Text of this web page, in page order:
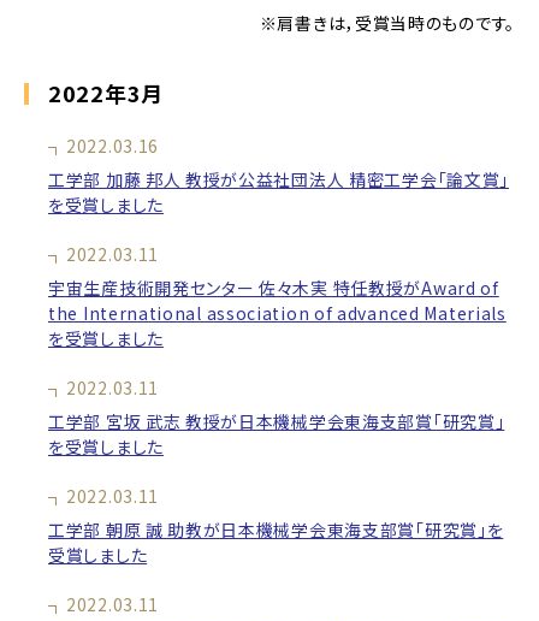
※肩書きは，受賞当時のものです。
2022年3月
2022.03.16
工学部 加藤 邦人 教授が公益社団法人 精密工学会「論文賞」
を受賞しました
2022.03.11
宇宙生産技術開発センター 佐々木実 特任教授がAward of
the International association of advanced Materials
を受賞しました
2022.03.11
工学部 宮坂 武志 教授が日本機械学会東海支部賞「研究賞」
を受賞しました
2022.03.11
工学部 朝原 誠 助教が日本機械学会東海支部賞「研究賞」を
受賞しました
2022.03.11